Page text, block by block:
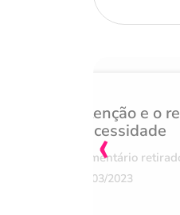
Atenção e o
necessidade
Comentário
07/03/2023
‹